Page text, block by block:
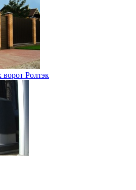
Ролтэк